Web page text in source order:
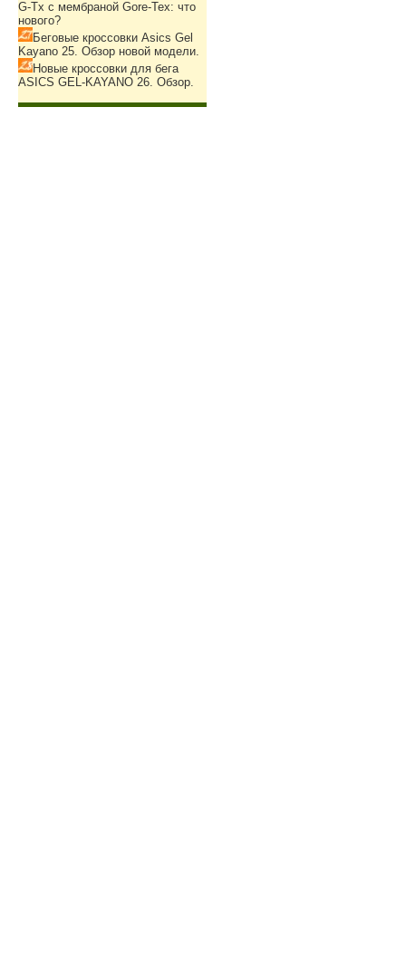
G-Tx с мембраной Gore-Tex: что
нового?
Беговые кроссовки Asics Gel
Kayano 25. Обзор новой модели.
Новые кроссовки для бега
ASICS GEL-KAYANO 26. Обзор.